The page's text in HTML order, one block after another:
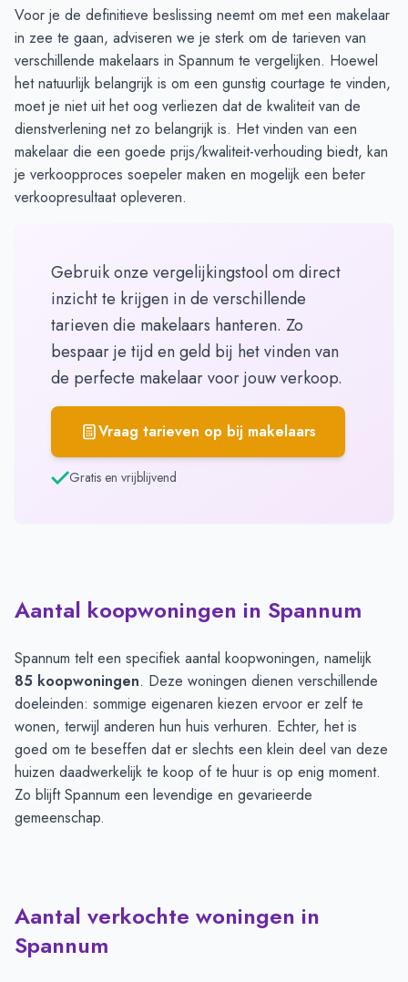
Voor je de definitieve beslissing neemt om met een makelaar
in zee te gaan, adviseren we je sterk om de tarieven van
verschillende makelaars in Spannum te vergelijken. Hoewel
het natuurlijk belangrijk is om een gunstig courtage te vinden,
moet je niet uit het oog verliezen dat de kwaliteit van de
dienstverlening net zo belangrijk is. Het vinden van een
makelaar die een goede prijs/kwaliteit-verhouding biedt, kan
je verkoopproces soepeler maken en mogelijk een beter
verkoopresultaat opleveren.
Gebruik onze vergelijkingstool om direct
inzicht te krijgen in de verschillende
tarieven die makelaars hanteren. Zo
bespaar je tijd en geld bij het vinden van
de perfecte makelaar voor jouw verkoop.
Vraag tarieven op bij makelaars
Gratis en vrijblijvend
Aantal koopwoningen in Spannum
Spannum telt een specifiek aantal koopwoningen, namelijk
85 koopwoningen. Deze woningen dienen verschillende
doeleinden: sommige eigenaren kiezen ervoor er zelf te
wonen, terwijl anderen hun huis verhuren. Echter, het is
goed om te beseffen dat er slechts een klein deel van deze
huizen daadwerkelijk te koop of te huur is op enig moment.
Zo blijft Spannum een levendige en gevarieerde
gemeenschap.
Aantal verkochte woningen in
Spannum